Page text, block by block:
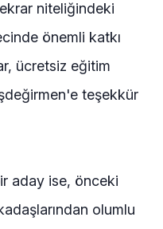
niteliğindeki
önemli katkı
ücretsiz eğitim
teşekkür
aday ise, önceki
olumlu